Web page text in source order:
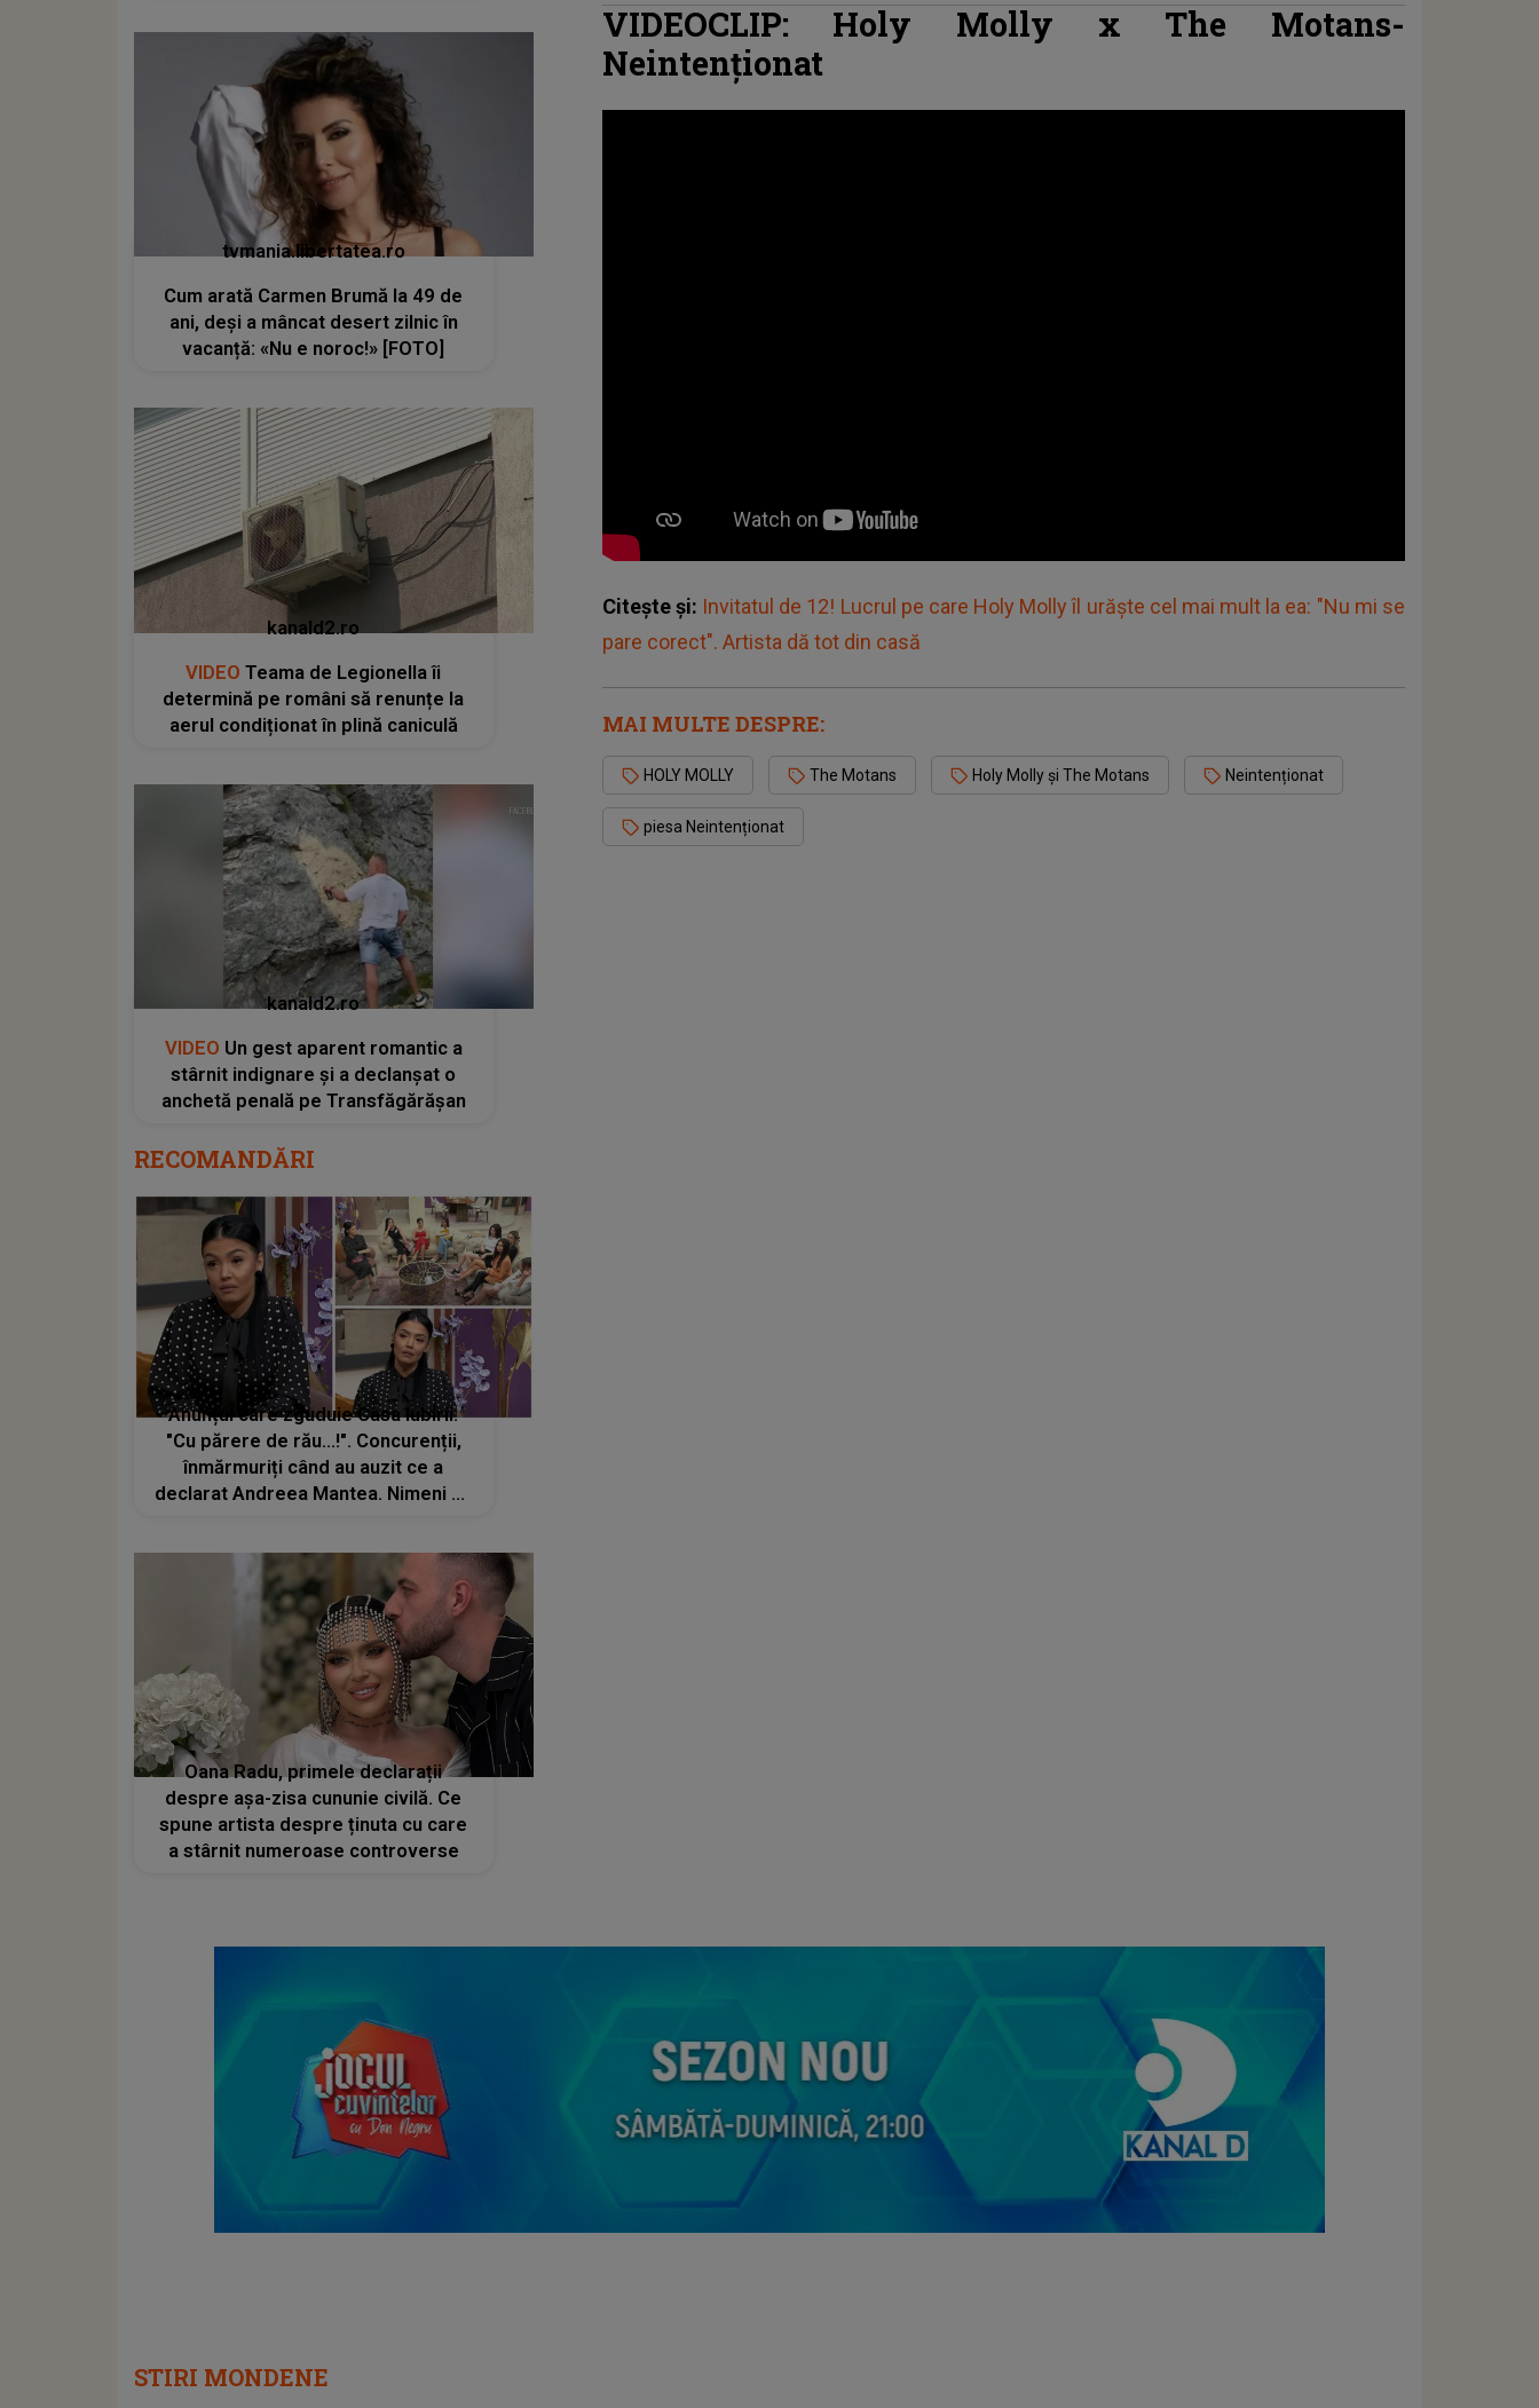
VIDEOCLIP: Holy Molly x The Motans-
Neintenționat
Citește și: Invitatul de 12! Lucrul pe care Holy Molly îl urăște cel mai mult la ea: "Nu mi se
pare corect". Artista dă tot din casă
MAI MULTE DESPRE:
HOLY MOLLY The Motans Holy Molly și The Motans Neintenționat
piesa Neintenționat
tvmania.libertatea.ro
Cum arată Carmen Brumă la 49 de
ani, deși a mâncat desert zilnic în
vacanță: «Nu e noroc!» [FOTO]
kanald2.ro
VIDEO Teama de Legionella îi
determină pe români să renunțe la
aerul condiționat în plină caniculă
kanald2.ro
VIDEO Un gest aparent romantic a
stârnit indignare și a declanșat o
anchetă penală pe Transfăgărășan
RECOMANDĂRI
Anunțul care zguduie Casa Iubirii:
"Cu părere de rău...!". Concurenții,
înmărmuriți când au auzit ce a
declarat Andreea Mantea. Nimeni nu
Oana Radu, primele declarații
despre așa-zisa cununie civilă. Ce
spune artista despre ținuta cu care
a stârnit numeroase controverse
STIRI MONDENE